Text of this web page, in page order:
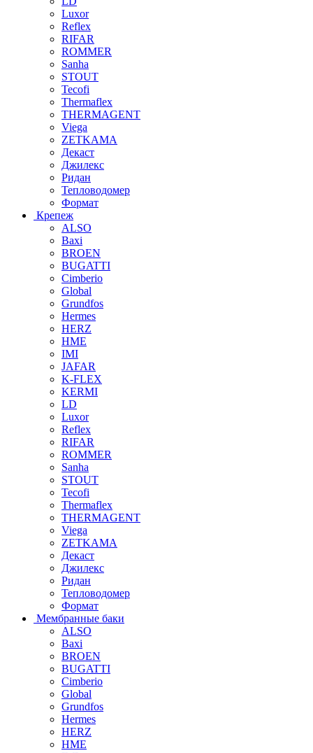
Luxor
Reflex
RIFAR
ROMMER
Sanha
STOUT
Tecofi
Thermaflex
THERMAGENT
Viega
ZETKAMA
Декаст
Джилекс
Ридан
Тепловодомер
Формат
Крепеж
ALSO
Baxi
BROEN
BUGATTI
Cimberio
Global
Grundfos
Hermes
HERZ
HME
IMI
JAFAR
K-FLEX
KERMI
LD
Luxor
Reflex
RIFAR
ROMMER
Sanha
STOUT
Tecofi
Thermaflex
THERMAGENT
Viega
ZETKAMA
Декаст
Джилекс
Ридан
Тепловодомер
Формат
Мембранные баки
ALSO
Baxi
BROEN
BUGATTI
Cimberio
Global
Grundfos
Hermes
HERZ
HME